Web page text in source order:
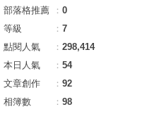
部落格推薦 ： 0
等級
： 7
點閱人氣
： 298,414
本日人氣
： 54
文章創作
： 92
相簿數
： 98